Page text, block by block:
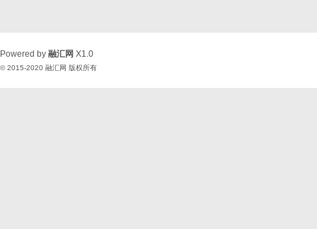
Powered by 融汇网 X1.0
© 2015-2020 融汇网 版权所有